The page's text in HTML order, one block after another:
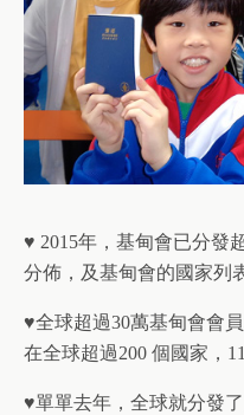
♥ 2015年，基甸會已分發
分佈，及基甸會的國家列
♥全球超過30萬基甸會會
在全球超過200 個國家，
♥單單去年，全球就分發